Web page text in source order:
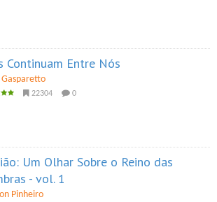
Continuam Entre Nós
22304 0
Um Olhar Sobre o Reino das
- vol. 1
Pinheiro